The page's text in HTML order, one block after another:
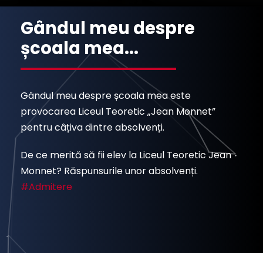
Gândul meu despre
școala mea...
Gândul meu despre școala mea este
provocarea Liceul Teoretic „Jean Monnet”
pentru câțiva dintre absolvenți.
De ce merită să fii elev la Liceul Teoretic Jean
Monnet? Răspunsurile unor absolvenți.
#Admitere